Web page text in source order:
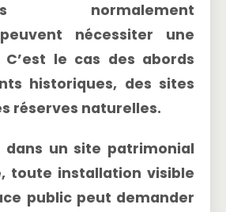
normalement
nécessiter une
le cas des abords
historiques, des sites
réserves naturelles.
dans unsite patrimonial
, toute installation visible
public peut demander